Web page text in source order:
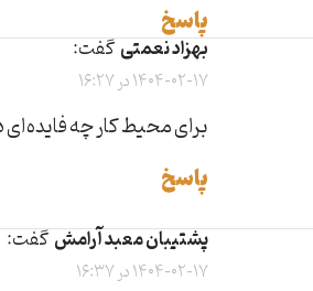
پاسخ
بهزاد نعمتیگفت:
1404-02-17 در 16:27
برای محیط کار چه فایده‌ای
پاسخ
پشتیبان معبد آرامشگفت:
1404-02-17 در 16:37